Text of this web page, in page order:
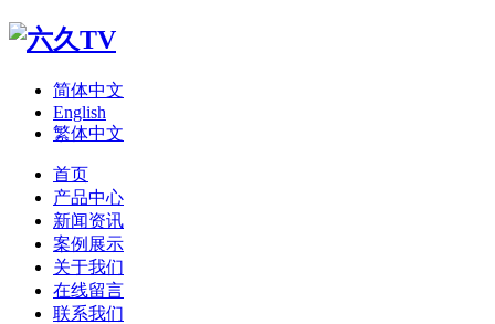
简体中文
English
繁体中文
首页
产品中心
新闻资讯
案例展示
关于我们
在线留言
联系我们